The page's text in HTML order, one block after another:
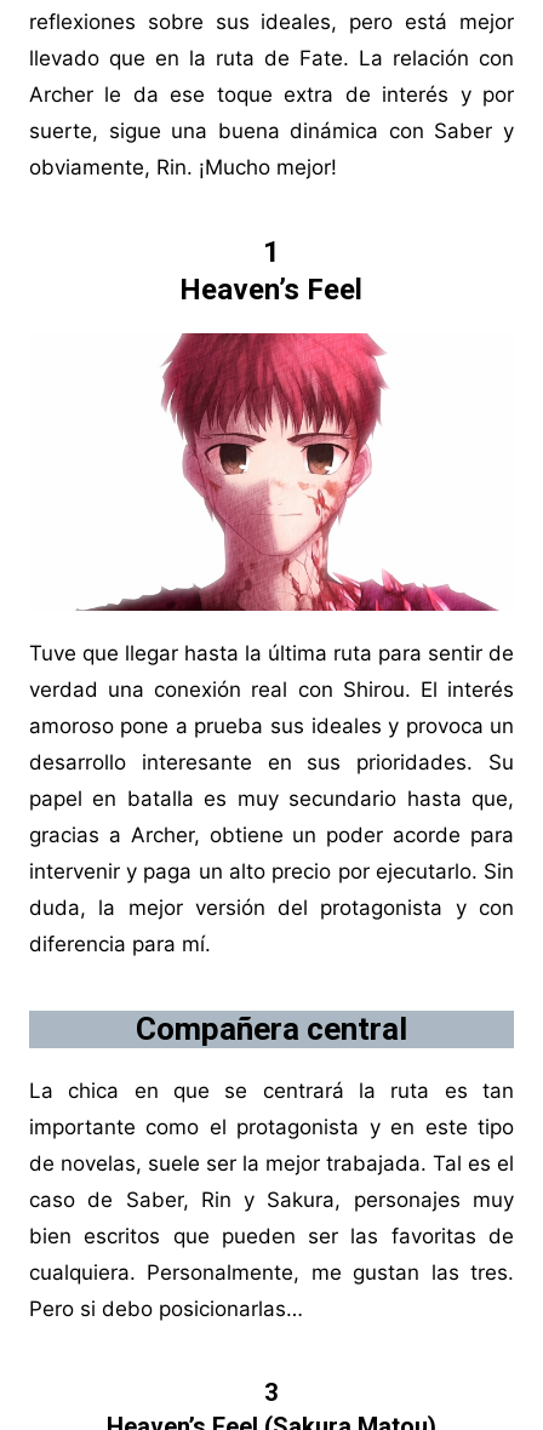
reflexiones sobre sus ideales, pero está mejor
llevado que en la ruta de Fate. La relación con
Archer le da ese toque extra de interés y por
suerte, sigue una buena dinámica con Saber y
obviamente, Rin. ¡Mucho mejor!
1
Heaven’s Feel
Tuve que llegar hasta la última ruta para sentir de
verdad una conexión real con Shirou. El interés
amoroso pone a prueba sus ideales y provoca un
desarrollo interesante en sus prioridades. Su
papel en batalla es muy secundario hasta que,
gracias a Archer, obtiene un poder acorde para
intervenir y paga un alto precio por ejecutarlo. Sin
duda, la mejor versión del protagonista y con
diferencia para mí.
Compañera central
La chica en que se centrará la ruta es tan
importante como el protagonista y en este tipo
de novelas, suele ser la mejor trabajada. Tal es el
caso de Saber, Rin y Sakura, personajes muy
bien escritos que pueden ser las favoritas de
cualquiera. Personalmente, me gustan las tres.
Pero si debo posicionarlas…
3